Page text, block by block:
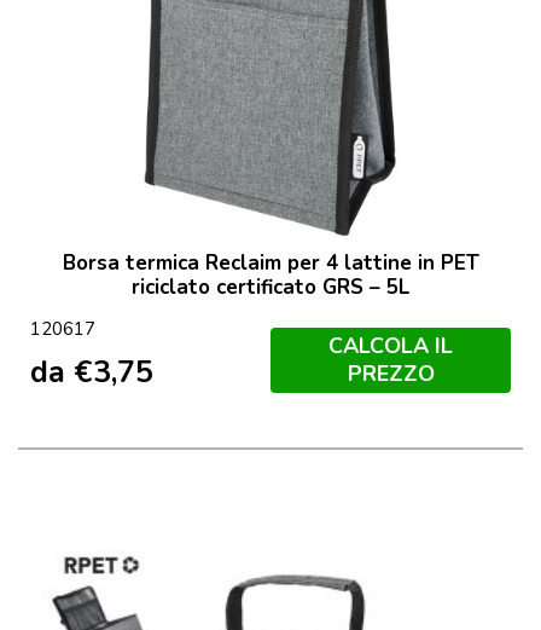
Borsa termica Reclaim per 4 lattine in PET
riciclato certificato GRS – 5L
120617
da €3,75
CALCOLA IL
PREZZO